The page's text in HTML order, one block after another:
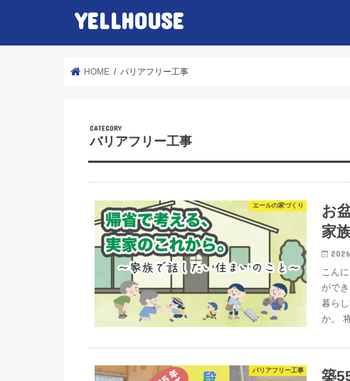
YELLHOUSE
HOME バリアフリー工事
バリアフリー工事
エールの家づくり
お
家
こん
がで
暮ら
か。
バリアフリー工事
築